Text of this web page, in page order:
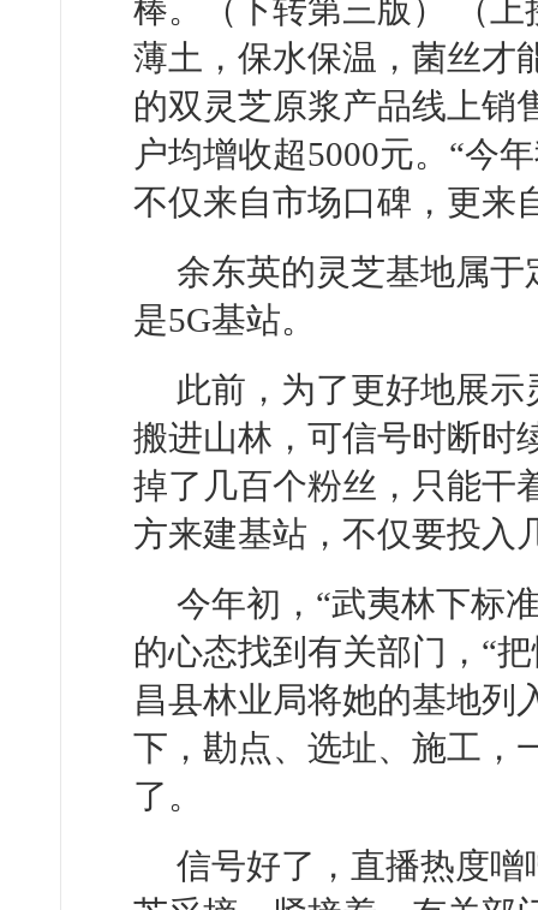
棒。（下转第三版） （
薄土，保水保温，菌丝才
的双灵芝原浆产品线上销
户均增收超5000元。“今
不仅来自市场口碑，更来
余东英的灵芝基地属
是5G基站。
此前，为了更好地展
搬进山林，可信号时断时
掉了几百个粉丝，只能干
方来建基站，不仅要投入
今年初，“武夷林下标
的心态找到有关部门，“
昌县林业局将她的基地列
下，勘点、选址、施工，
了。
信号好了，直播热度